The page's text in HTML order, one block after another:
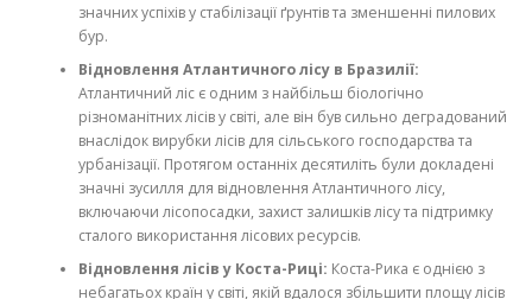
значних успіхів у стабілізації ґрунтів та зменшенні пилових
бур.
Відновлення Атлантичного лісу в Бразилії:
Атлантичний ліс є одним з найбільш біологічно
різноманітних лісів у світі, але він був сильно деградований
внаслідок вирубки лісів для сільського господарства та
урбанізації. Протягом останніх десятиліть були докладені
значні зусилля для відновлення Атлантичного лісу,
включаючи лісопосадки, захист залишків лісу та підтримку
сталого використання лісових ресурсів.
Відновлення лісів у Коста-Риці: Коста-Рика є однією з
небагатьох країн у світі, якій вдалося збільшити площу лісів